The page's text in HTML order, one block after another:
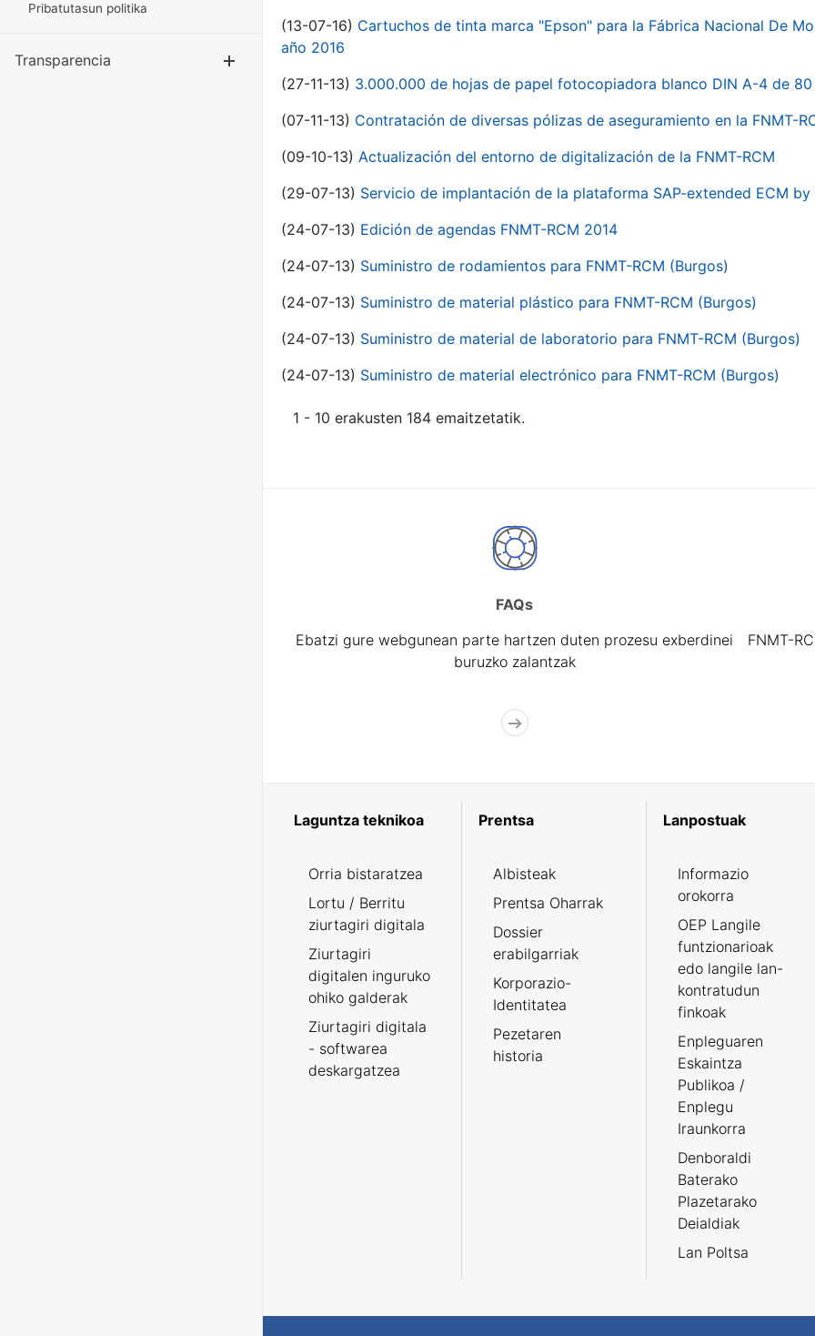
Pribatutasun politika
Transparencia
(13-07-16) Cartuchos de tinta marca "Epson" para la Fábrica Nacional De
año 2016
(27-11-13) 3.000.000 de hojas de papel fotocopiadora blanco DIN A-4 de 80
(07-11-13) Contratación de diversas pólizas de aseguramiento en la FNMT-
(09-10-13) Actualización del entorno de digitalización de la FNMT-RCM
(29-07-13) Servicio de implantación de la plataforma SAP-extended ECM by
(24-07-13) Edición de agendas FNMT-RCM 2014
(24-07-13) Suministro de rodamientos para FNMT-RCM (Burgos)
(24-07-13) Suministro de material plástico para FNMT-RCM (Burgos)
(24-07-13) Suministro de material de laboratorio para FNMT-RCM (Burgos)
(24-07-13) Suministro de material electrónico para FNMT-RCM (Burgos)
1 - 10 erakusten 184 emaitzetatik.
FAQs
Ebatzi gure webgunean parte hartzen duten prozesu exberdinei
buruzko zalantzak
FNMT-
Laguntza teknikoa
Orria bistaratzea
Lortu / Berritu
ziurtagiri digitala
Ziurtagiri
digitalen inguruko
ohiko galderak
Ziurtagiri digitala
- softwarea
deskargatzea
Prentsa
Albisteak
Prentsa Oharrak
Dossier
erabilgarriak
Korporazio-
Identitatea
Pezetaren
historia
Lanpostuak
Informazio
orokorra
OEP Langile
funtzionarioak
edo langile lan-
kontratudun
finkoak
Enpleguaren
Eskaintza
Publikoa /
Enplegu
Iraunkorra
Denboraldi
Baterako
Plazetarako
Deialdiak
Lan Poltsa